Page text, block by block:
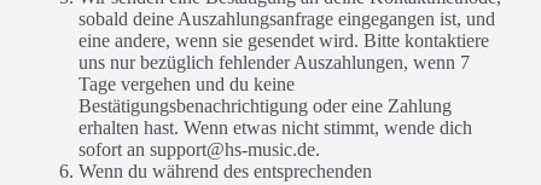
sobald deine Auszahlungsanfrage eingegangen ist, und
eine andere, wenn sie gesendet wird. Bitte kontaktiere
uns nur bezüglich fehlender Auszahlungen, wenn 7
Tage vergehen und du keine
Bestätigungsbenachrichtigung oder eine Zahlung
erhalten hast. Wenn etwas nicht stimmt, wende dich
sofort an support@hs-music.de.
Wenn du während des entsprechenden